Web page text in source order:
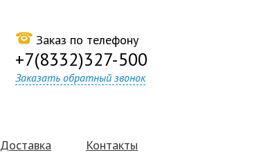
Заказ по телефону
+7(8332)327-500
Заказать обратный звонок
Доставка Контакты